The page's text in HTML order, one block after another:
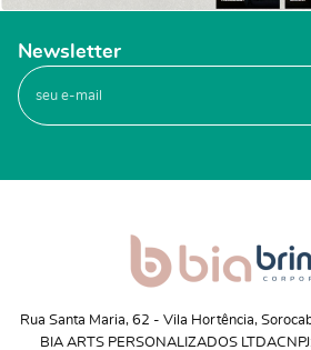
Newsletter
Rua Santa Maria, 62 - Vila Hortência,
BIA ARTS PERSONALIZADOS LTDA